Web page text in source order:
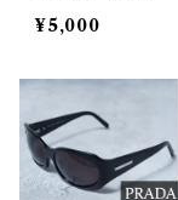
ーロングウォレ
ット green
¥5,000